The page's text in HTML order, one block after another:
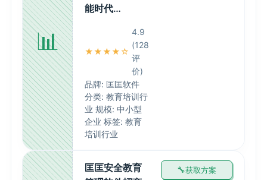
📊
能时代…
★★★★☆
4.9
(128
评
价)
品牌: 匡匡软件
分类: 教育培训行
业 规模: 中小型
企业 标签: 教育
培训行业
匡匡安全教育
获取方案